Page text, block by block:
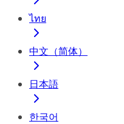
ไทย
中文（简体）
日本語
한국어